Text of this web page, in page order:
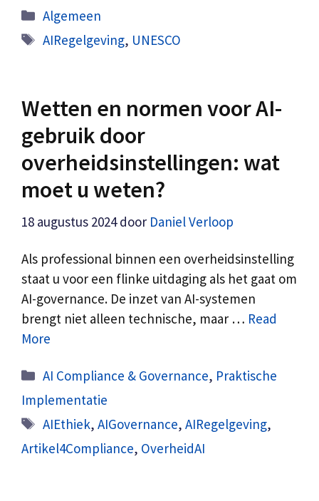
Categorieën
Algemeen
Tags
AIRegelgeving, UNESCO
Wetten en normen voor AI-
gebruik door
overheidsinstellingen: wat
moet u weten?
18 augustus 2024 door Daniel Verloop
Als professional binnen een overheidsinstelling
staat u voor een flinke uitdaging als het gaat om
AI-governance. De inzet van AI-systemen
brengt niet alleen technische, maar … Read
More
Categorieën
AI Compliance & Governance, Praktische
Implementatie
Tags
AIEthiek,AIGovernance,AIRegelgeving,
Artikel4Compliance, OverheidAI